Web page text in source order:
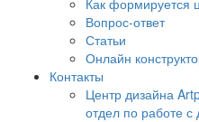
Как формируется
Вопрос-ответ
Статьи
Онлайн
Контакты
Центр дизайна
отдел по работе с